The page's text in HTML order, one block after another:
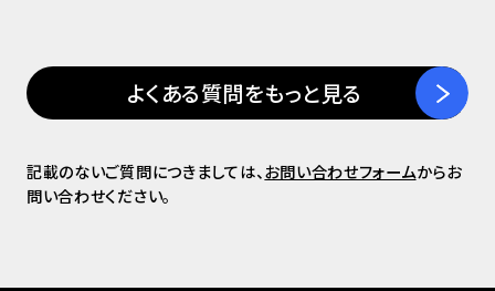
よくある質問をもっと見る
記載のないご質問につきましては、お問い合わせフォームからお
問い合わせください。